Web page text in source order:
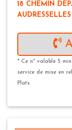
18 CHEMIN
AUDRESSELLES
* Ce n° valable 5
service de mise en
Plats.